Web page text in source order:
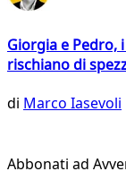
Giorgia e Pedro,
rischiano di
di Marco Iasevoli
Abbonati ad